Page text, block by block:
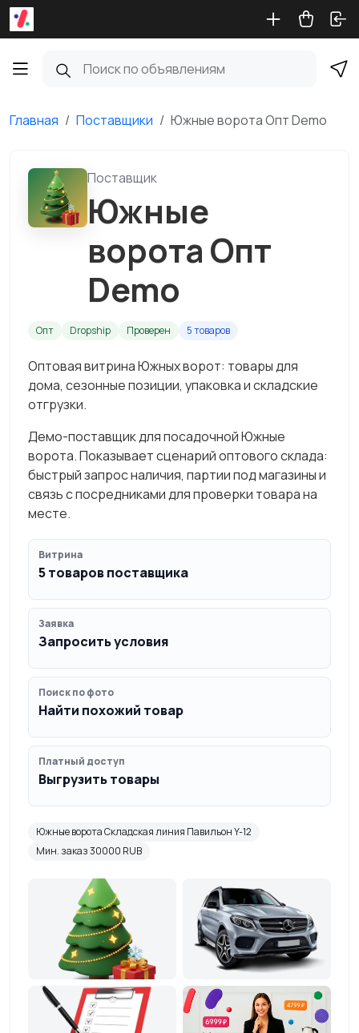
Главная Поставщики Южные ворота Опт Demo
Поставщик
Южные
ворота Опт
Demo
Опт Dropship Проверен 5 товаров
Оптовая витрина Южных ворот: товары для
дома, сезонные позиции, упаковка и складские
отгрузки.
Демо-поставщик для посадочной Южные
ворота. Показывает сценарий оптового склада:
быстрый запрос наличия, партии под магазины и
связь с посредниками для проверки товара на
месте.
Витрина
5 товаров поставщика
Заявка
Запросить условия
Поиск по фото
Найти похожий товар
Платный доступ
Выгрузить товары
Южные ворота Складская линия Павильон Y-12
Мин. заказ 30000 RUB